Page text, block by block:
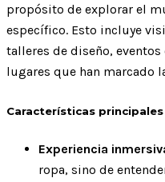
propósito de explorar el
específico. Esto incluye
talleres de diseño,
lugares que han marcado
Características
Experiencia
ropa, sino de